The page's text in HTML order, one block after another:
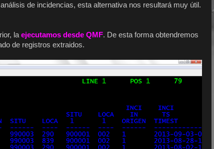
de incidencias, esta alternativa nos resultará muy útil.
la ejecutamos desde QMF. De esta forma obtendremos
de registros extraidos.